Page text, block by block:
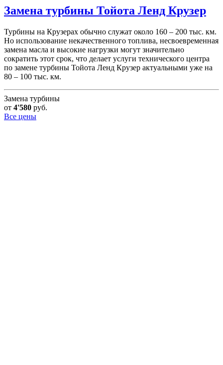
Замена турбины Тойота Ленд Крузер
Турбины на Крузерах обычно служат около 160 – 200 тыс. км.
Но использование некачественного топлива, несвоевременная
замена масла и высокие нагрузки могут значительно
сократить этот срок, что делает услуги технического центра
по замене турбины Тойота Ленд Крузер актуальными уже на
80 – 100 тыс. км.
Замена турбины
от 4'580 руб.
Все цены